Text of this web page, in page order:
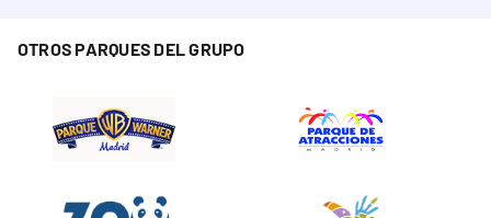
OTROS PARQUES DEL GRUPO